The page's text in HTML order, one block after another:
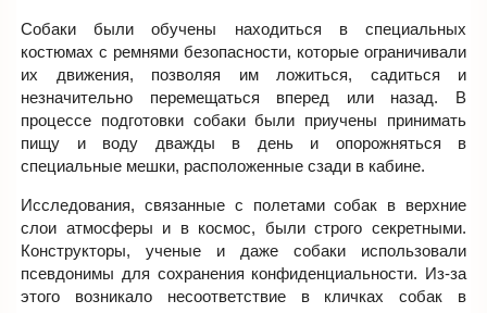
Собаки были обучены находиться в специальных
костюмах с ремнями безопасности, которые ограничивали
их движения, позволяя им ложиться, садиться и
незначительно перемещаться вперед или назад. В
процессе подготовки собаки были приучены принимать
пищу и воду дважды в день и опорожняться в
специальные мешки, расположенные сзади в кабине.
Исследования, связанные с полетами собак в верхние
слои атмосферы и в космос, были строго секретными.
Конструкторы, ученые и даже собаки использовали
псевдонимы для сохранения конфиденциальности. Из-за
этого возникало несоответствие в кличках собак в